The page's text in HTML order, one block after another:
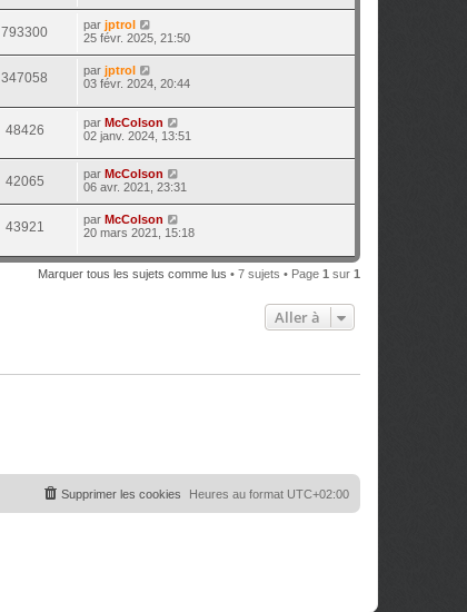
793300 par jptrol
25 févr. 2025, 21:50
347058 par jptrol
03 févr. 2024, 20:44
48426 par McColson
02 janv. 2024, 13:51
42065 par McColson
06 avr. 2021, 23:31
43921 par McColson
20 mars 2021, 15:18
Marquer tous les sujets comme lus • 7 sujets • Page 1 sur 1
Aller à
Heures au format UTC+02:00
Supprimer les cookies